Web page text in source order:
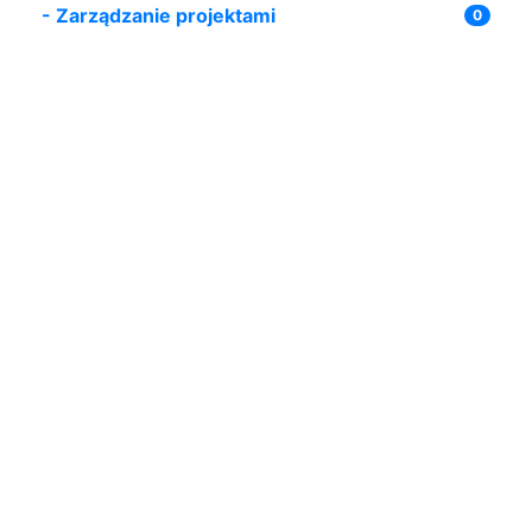
- Zarządzanie projektami 0